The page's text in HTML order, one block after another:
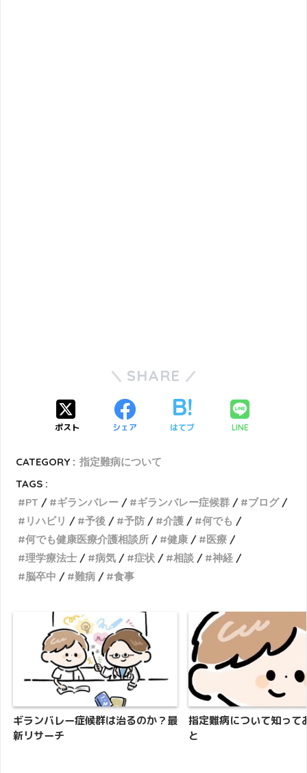
SHARE
ポスト シェア はてブ LINE
CATEGORY : 指定難病について
TAGS :
PT
ギランバレー ギランバレー症候群
ブログ
リハビリ
予後 予防 介護
何でも
何でも健康医療介護相談所
健康
医療
理学療法士
病気 症状 相談
神経
脳卒中
難病 食事
ギランバレー症候群は治るのか？最
新リサーチ
指定難病について知って
と